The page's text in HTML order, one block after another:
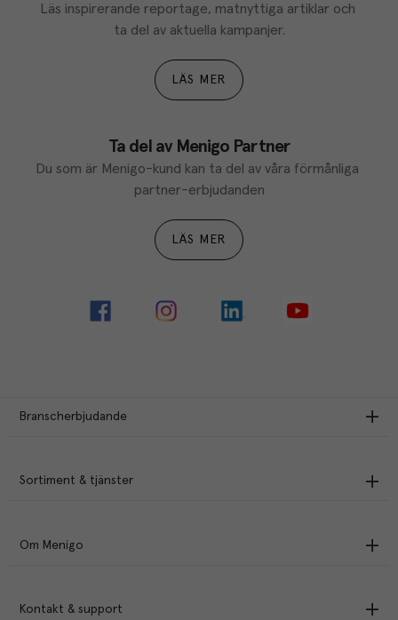
Läs inspirerande reportage, matnyttiga artiklar och
ta del av aktuella kampanjer.
LÄS MER
Ta del av Menigo Partner
Du som är Menigo-kund kan ta del av våra förmånliga
partner-erbjudanden
LÄS MER
Branscherbjudande
Sortiment & tjänster
Om Menigo
Kontakt & support